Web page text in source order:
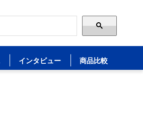
インタビュー 商品比較